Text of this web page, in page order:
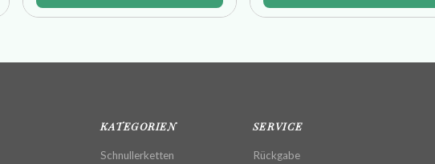
KATEGORIEN
Schnullerketten
SERVICE
Rückgabe